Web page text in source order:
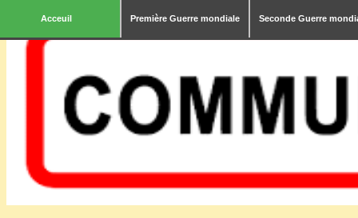
Acceuil Première Guerre mondiale Seconde Guerre